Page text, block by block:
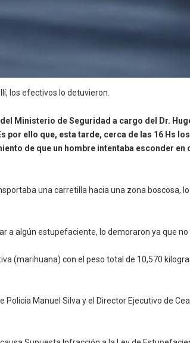
los efectivos lo detuvieron.
Ministerio de Seguridad a cargo del Dr.
ello que, esta tarde, cerca de las 16 Hs
de que un hombre intentaba esconder
una carretilla hacia una zona boscosa,
algún estupefaciente, lo demoraron ya que
(marihuana) con el peso total de 10,570
Manuel Silva y el Director Ejecutivo de